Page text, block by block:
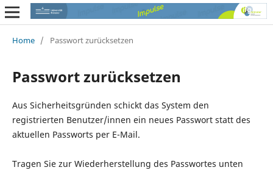
Home / Passwort zurücksetzen
Passwort zurücksetzen
Aus Sicherheitsgründen schickt das System den
registrierten Benutzer/innen ein neues Passwort statt des
aktuellen Passworts per E-Mail.
Tragen Sie zur Wiederherstellung des Passwortes unten